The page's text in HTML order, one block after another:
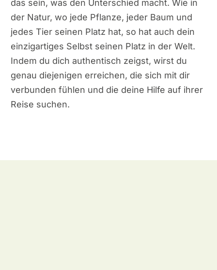
das sein, was den Unterschied macht. Wie in
der Natur, wo jede Pflanze, jeder Baum und
jedes Tier seinen Platz hat, so hat auch dein
einzigartiges Selbst seinen Platz in der Welt.
Indem du dich authentisch zeigst, wirst du
genau diejenigen erreichen, die sich mit dir
verbunden fühlen und die deine Hilfe auf ihrer
Reise suchen.